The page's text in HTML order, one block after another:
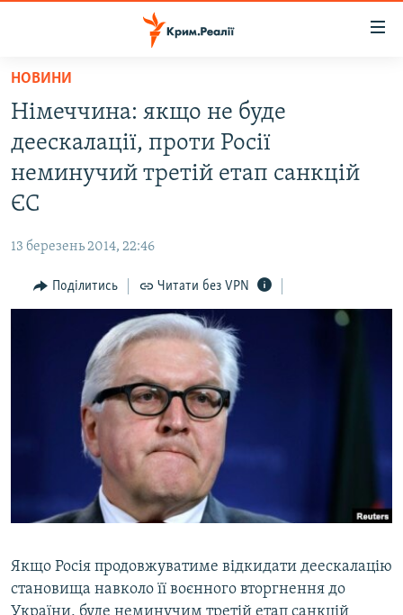
Перейти
основного
матеріалу
до
основної
Перейти
пошуку
ПОЛІТИКА
ПОГЛЯД
ІНТЕРВ'Ю
СПЕЦПРОЕКТИ
ДЕПОРТАЦІЯ
ВІДЕОУРОКИ «ELIFBE»
СВІДЧЕННЯ ОКУПАЦІЇ
УКРАЇНСЬКА ПРОБЛЕМА КРИМУ
ІНФОГРАФІКА
ЯК ОБІЙТИ БЛОКУВАННЯ
ДОЛУЧАЙСЯ!
Усі сайти RFE/RL
НОВИНИ
Німеччина: якщо не буде
деескалації, проти Росії
неминучий третій етап санкцій
ЄС
13 березень 2014, 22:46
Поділитись Читати без VPN
Якщо Росія продовжуватиме відкидати деескалацію
становища навколо її воєнного вторгнення до